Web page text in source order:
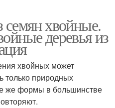
семян хвойные.
деревья из
хвойных может
только природных
же формы в большинстве